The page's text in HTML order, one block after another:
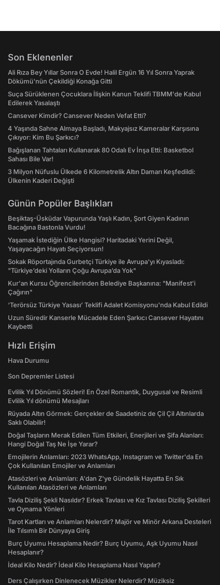
Son Eklenenler
Ali Rıza Bey Yıllar Sonra O Evde! Halil Ergün 16 Yıl Sonra Yaprak
Dökümü'nün Çekildiği Konağa Gitti
Suça Sürüklenen Çocuklara İlişkin Kanun Teklifi TBMM'de Kabul
Edilerek Yasalaştı
Cansever Kimdir? Cansever Neden Vefat Etti?
4 Yaşında Sahne Almaya Başladı, Makyajsız Kameralar Karşısına
Çıkıyor: Kim Bu Şarkıcı?
Bağışlanan Tahtaları Kullanarak 80 Odalı Ev İnşa Etti: Basketbol
Sahası Bile Var!
3 Milyon Nüfuslu Ülkede 6 Kilometrelik Altın Damarı Keşfedildi:
Ülkenin Kaderi Değişti
Günün Popüler Başlıkları
Beşiktaş-Üsküdar Vapurunda Yaşlı Kadın, Şort Giyen Kadının
Bacağına Bastonla Vurdu!
Yaşamak İstediğin Ülke Hangisi? Haritadaki Yerini Değil,
Yaşayacağın Hayatı Seçiyorsun!
Sokak Röportajında Gurbetçi Türkiye ile Avrupa'yı Kıyasladı:
"Türkiye’deki Yolların Çoğu Avrupa’da Yok"
Kur'an Kursu Öğrencilerinden Belediye Başkanına: "Manifest’i
Çağırın"
‘Terörsüz Türkiye Yasası’ Teklifi Adalet Komisyonu'nda Kabul Edildi
Uzun Süredir Kanserle Mücadele Eden Şarkıcı Cansever Hayatını
Kaybetti
Hızlı Erişim
Hava Durumu
Son Depremler Listesi
Evlilik Yıl Dönümü Sözleri! En Özel Romantik, Duygusal ve Resimli
Evlilik Yıl dönümü Mesajları
Rüyada Altın Görmek: Gerçekler de Saadetiniz de Çil Çil Altınlarda
Saklı Olabilir!
Doğal Taşların Merak Edilen Tüm Etkileri, Enerjileri ve Şifa Alanları:
Hangi Doğal Taş Ne İşe Yarar?
Emojilerin Anlamları: 2023 WhatsApp, Instagram ve Twitter'da En
Çok Kullanılan Emojiler ve Anlamları
Atasözleri ve Anlamları: A'dan Z'ye Gündelik Hayatta En Sık
Kullanılan Atasözleri ve Anlamları
Tavla Diziliş Şekli Nasıldır? Erkek Tavlası ve Kız Tavlası Diziliş Şekilleri
ve Oynama Yönleri
Tarot Kartları ve Anlamları Nelerdir? Majör ve Minör Arkana Desteleri
İle Tılsımlı Bir Dünyaya Giriş
Burç Uyumu Hesaplama Nedir? Burç Uyumu, Aşk Uyumu Nasıl
Hesaplanır?
İdeal Kilo Nedir? İdeal Kilo Hesaplama Nasıl Yapılır?
Ders Çalışırken Dinlenecek Müzikler Nelerdir? Müziksiz